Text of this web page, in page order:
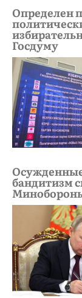
Определен
Госдуму
бандитизм